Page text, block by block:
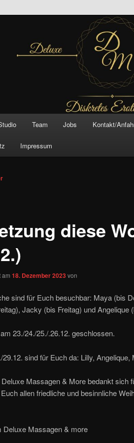
Massagen And
Team Jobs Kontakt/
Impressum
diese
am18. Dezember 2023 von
sind für Euch besuchbar: Maya (bis
Jacky (bis Freitag) und Angelique
23./24./25./.26.12. geschlossen.
29.12. sind für Euch da: Lilly, Angelique,
Massagen & More bedankt sich
allen friedliche und besinnliche
Deluxe Massagen & more